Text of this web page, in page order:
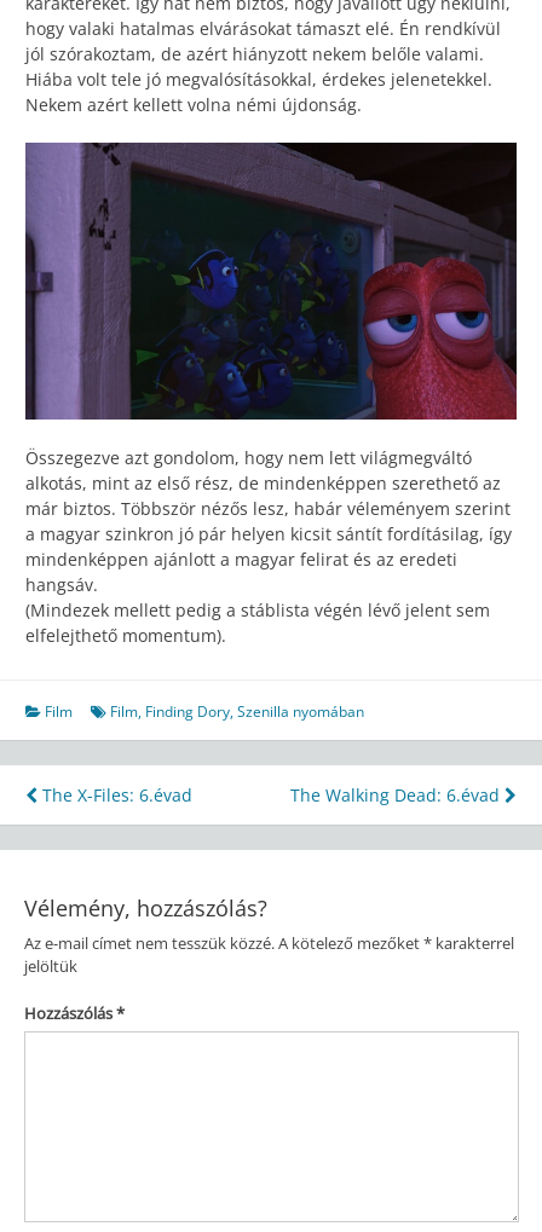
hogy valaki hatalmas elvárásokat támaszt elé. Én rendkívül
jól szórakoztam, de azért hiányzott nekem belőle valami.
Hiába volt tele jó megvalósításokkal, érdekes jelenetekkel.
Nekem azért kellett volna némi újdonság.
Összegezve azt gondolom, hogy nem lett világmegváltó
alkotás, mint az első rész, de mindenképpen szerethető az
már biztos. Többször nézős lesz, habár véleményem szerint
a magyar szinkron jó pár helyen kicsit sántít fordításilag, így
mindenképpen ajánlott a magyar felirat és az eredeti
hangsáv.
(Mindezek mellett pedig a stáblista végén lévő jelent sem
elfelejthető momentum).
Film Film, Finding Dory,Szenilla nyomában
Bejegyzés
navigáció
The X-Files: 6.évad The Walking Dead: 6.évad
Vélemény, hozzászólás?
Az e-mail címet nem tesszük közzé.A kötelező mezőket*karakterrel
jelöltük
Hozzászólás*